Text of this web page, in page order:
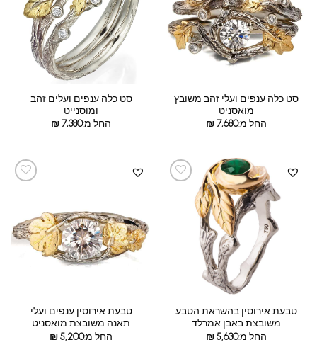
סט כלה ענפים ועלי זהב משובץ
מואסניט
החל מ:
₪7,680
סט כלה ענפים ועלים זהב
ומוסנייט
החל מ:
₪7,380
טבעת אירוסין בהשראת הטבע
משובצת באבן אמרלד
החל מ:
₪5,630
טבעת אירוסין ענפים ועלי
תאנה משובצת מואסניט
החל מ:
₪5,200